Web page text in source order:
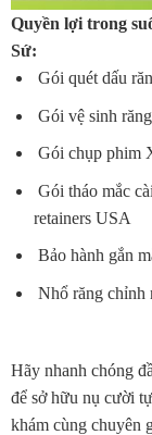
Quyền lợi trong
Sứ:
Gói quét dấu
Gói vệ sinh
Gói chụp phim
Gói tháo mắc
retainers USA
Bảo hành gắn
Nhổ răng chỉnh
Hãy nhanh chóng
để sở hữu nụ cười
khám cùng chuyên